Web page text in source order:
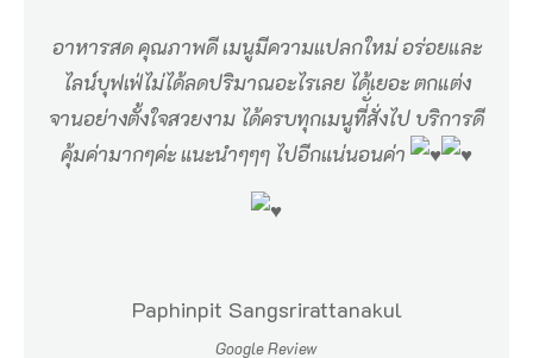
อาหารสด คุณภาพดี เมนูมีความแปลกใหม่ อร่อยและ
ไลน์บุฟเฟ่ไม่ได้ลดปริมาณอะไรเลย ได้เยอะ ตกแต่ง
จานอย่างตั้งใจสวยงาม ได้ครบทุกเมนูที่ั่สั่งไป บริการดี
คุ้มค่ามากๆค่ะ แนะนำๆๆๆ ไปอีกแน่นอนค่า
Paphinpit Sangsrirattanakul
Google Review